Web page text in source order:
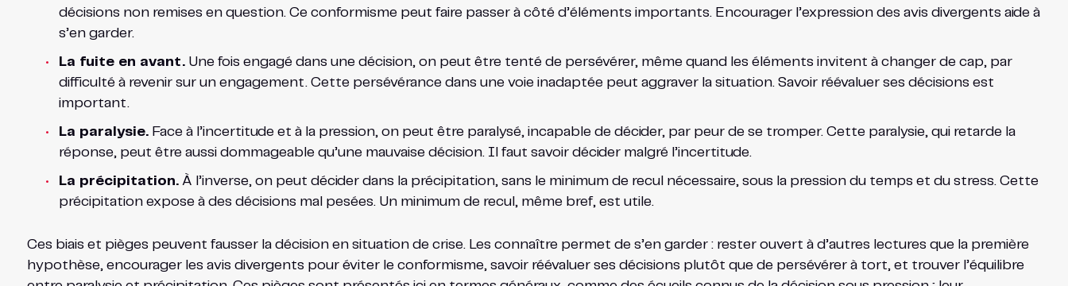
décisions non remises en question. Ce conformisme peut faire passer à côté d’éléments importants. Encourager l’expression des avis divergents aide à
s’en garder.
La fuite en avant.Une fois engagé dans une décision, on peut être tenté de persévérer, même quand les éléments invitent à changer de cap, par
difficulté à revenir sur un engagement. Cette persévérance dans une voie inadaptée peut aggraver la situation. Savoir réévaluer ses décisions est
important.
La paralysie.Face à l’incertitude et à la pression, on peut être paralysé, incapable de décider, par peur de se tromper. Cette paralysie, qui retarde la
réponse, peut être aussi dommageable qu’une mauvaise décision. Il faut savoir décider malgré l’incertitude.
La précipitation.À l’inverse, on peut décider dans la précipitation, sans le minimum de recul nécessaire, sous la pression du temps et du stress. Cette
précipitation expose à des décisions mal pesées. Un minimum de recul, même bref, est utile.
Ces biais et pièges peuvent fausser la décision en situation de crise. Les connaître permet de s’en garder : rester ouvert à d’autres lectures que la première
hypothèse, encourager les avis divergents pour éviter le conformisme, savoir réévaluer ses décisions plutôt que de persévérer à tort, et trouver l’équilibre